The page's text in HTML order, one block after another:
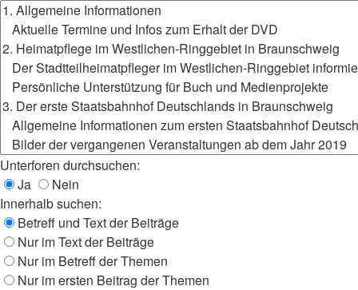
Unterforen durchsuchen:
Ja
Nein
Innerhalb suchen:
Betreff und Text der Beiträge
Nur im Text der Beiträge
Nur im Betreff der Themen
Nur im ersten Beitrag der Themen